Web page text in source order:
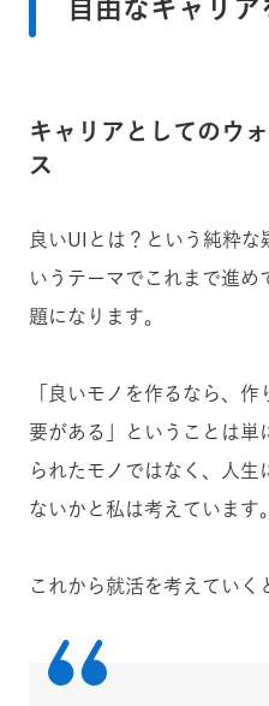
自由なキャリア
キャリアとしてのウ
ス
良いUIとは？という純粋な
いうテーマでこれまで進
題になります。
「良いモノを作るなら、
要がある」ということは単
られたモノではなく、人生
ないかと私は考えています。
これから就活を考えていく